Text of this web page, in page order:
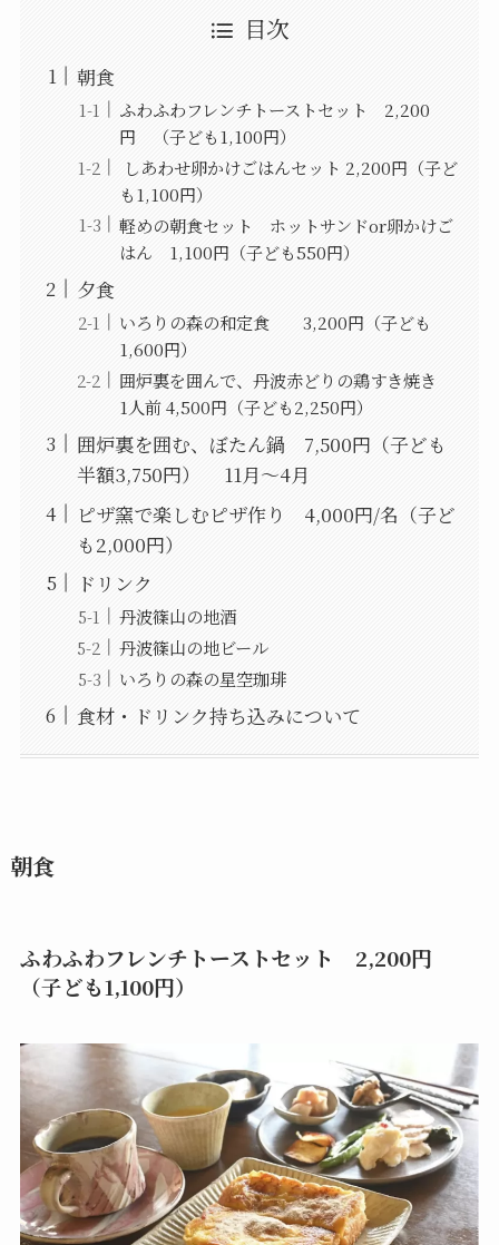
目次
朝食
ふわふわフレンチトーストセット 2,200
円 （子ども1,100円）
しあわせ卵かけごはんセット 2,200円（子ど
も1,100円）
軽めの朝食セット ホットサンドor卵かけご
はん 1,100円（子ども550円）
夕食
いろりの森の和定食 3,200円（子ども
1,600円）
囲炉裏を囲んで、丹波赤どりの鶏すき焼き
1人前 4,500円（子ども2,250円）
囲炉裏を囲む、ぼたん鍋 7,500円（子ども
半額3,750円） 11月～4月
ピザ窯で楽しむピザ作り 4,000円/名（子ど
も2,000円）
ドリンク
丹波篠山の地酒
丹波篠山の地ビール
いろりの森の星空珈琲
食材・ドリンク持ち込みについて
朝食
ふわふわフレンチトーストセット 2,200円
（子ども1,100円）